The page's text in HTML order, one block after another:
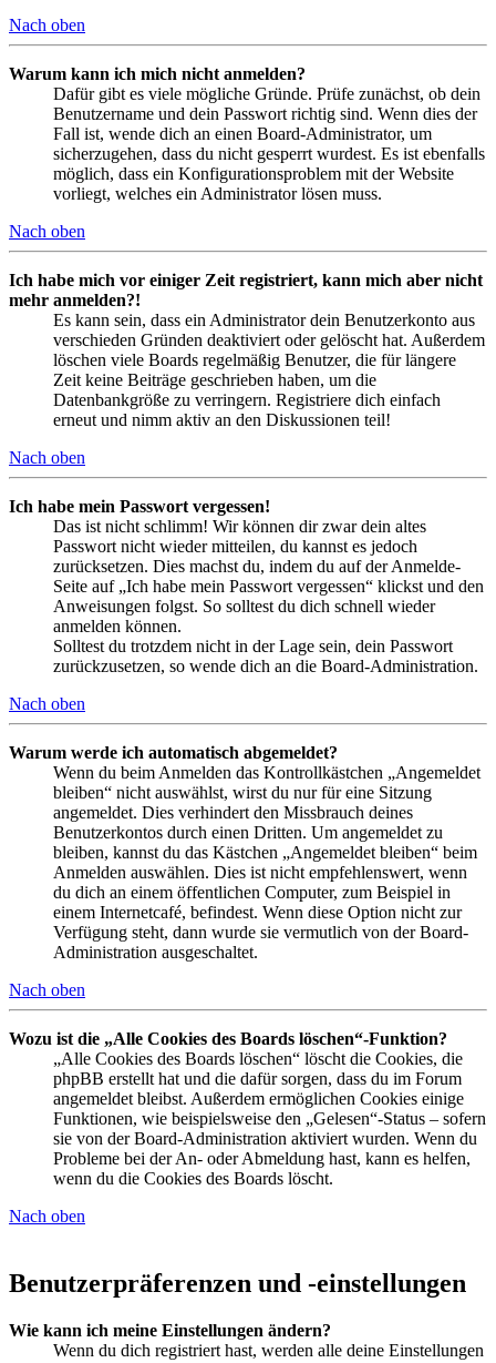
Nach oben
Warum kann ich mich nicht anmelden?
Dafür gibt es viele mögliche Gründe. Prüfe zunächst, ob dein
Benutzername und dein Passwort richtig sind. Wenn dies der
Fall ist, wende dich an einen Board-Administrator, um
sicherzugehen, dass du nicht gesperrt wurdest. Es ist ebenfalls
möglich, dass ein Konfigurationsproblem mit der Website
vorliegt, welches ein Administrator lösen muss.
Nach oben
Ich habe mich vor einiger Zeit registriert, kann mich aber nicht
mehr anmelden?!
Es kann sein, dass ein Administrator dein Benutzerkonto aus
verschieden Gründen deaktiviert oder gelöscht hat. Außerdem
löschen viele Boards regelmäßig Benutzer, die für längere
Zeit keine Beiträge geschrieben haben, um die
Datenbankgröße zu verringern. Registriere dich einfach
erneut und nimm aktiv an den Diskussionen teil!
Nach oben
Ich habe mein Passwort vergessen!
Das ist nicht schlimm! Wir können dir zwar dein altes
Passwort nicht wieder mitteilen, du kannst es jedoch
zurücksetzen. Dies machst du, indem du auf der Anmelde-
Seite auf „Ich habe mein Passwort vergessen“ klickst und den
Anweisungen folgst. So solltest du dich schnell wieder
anmelden können.
Solltest du trotzdem nicht in der Lage sein, dein Passwort
zurückzusetzen, so wende dich an die Board-Administration.
Nach oben
Warum werde ich automatisch abgemeldet?
Wenn du beim Anmelden das Kontrollkästchen „Angemeldet
bleiben“ nicht auswählst, wirst du nur für eine Sitzung
angemeldet. Dies verhindert den Missbrauch deines
Benutzerkontos durch einen Dritten. Um angemeldet zu
bleiben, kannst du das Kästchen „Angemeldet bleiben“ beim
Anmelden auswählen. Dies ist nicht empfehlenswert, wenn
du dich an einem öffentlichen Computer, zum Beispiel in
einem Internetcafé, befindest. Wenn diese Option nicht zur
Verfügung steht, dann wurde sie vermutlich von der Board-
Administration ausgeschaltet.
Nach oben
Wozu ist die „Alle Cookies des Boards löschen“-Funktion?
„Alle Cookies des Boards löschen“ löscht die Cookies, die
phpBB erstellt hat und die dafür sorgen, dass du im Forum
angemeldet bleibst. Außerdem ermöglichen Cookies einige
Funktionen, wie beispielsweise den „Gelesen“-Status – sofern
sie von der Board-Administration aktiviert wurden. Wenn du
Probleme bei der An- oder Abmeldung hast, kann es helfen,
wenn du die Cookies des Boards löscht.
Nach oben
Benutzerpräferenzen und -einstellungen
Wie kann ich meine Einstellungen ändern?
Wenn du dich registriert hast, werden alle deine Einstellungen